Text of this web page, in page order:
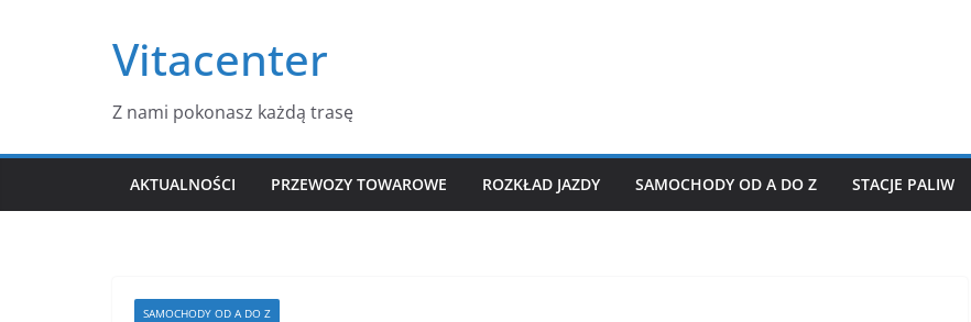
Vitacenter
Z nami pokonasz każdą trasę
AKTUALNOŚCI PRZEWOZY TOWAROWE ROZKŁAD JAZDY SAMOCHODY OD A DO Z STACJE PALIW
SAMOCHODY OD A DO Z